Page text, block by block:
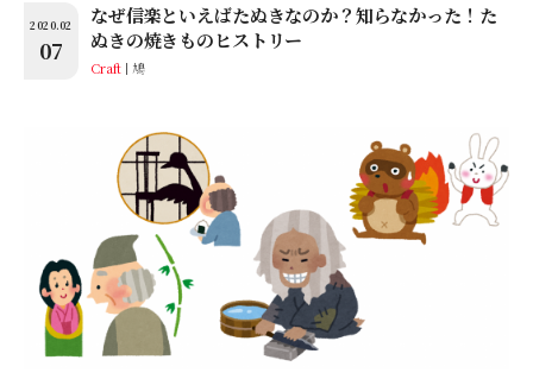
2020.02
07
なぜ信楽といえばたぬきなのか？知らなかった！た
ぬきの焼きものヒストリー
Craft 鳩